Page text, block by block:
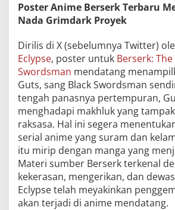
Poster Anime Berserk Terbaru
Nada Grimdark Proyek
Dirilis di X (sebelumnya Twitter)
Eclypse, poster untuk Berserk: The
Swordsman mendatang
Guts, sang Black Swordsman
tengah panasnya pertempuran,
menghadapi makhluk yang
raksasa. Hal ini segera
serial anime yang suram dan
itu mirip dengan manga yang
Materi sumber Berserk terkenal
kekerasan, mengerikan, dan
Eclypse telah meyakinkan
akan terjadi di anime mendatang.